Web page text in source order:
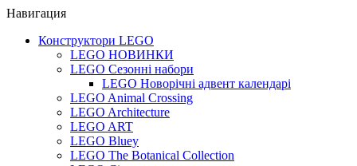
Навигация
Конструктори LEGO
LEGO НОВИНКИ
LEGO Сезонні набори
LEGO Новорічні адвент календарі
LEGO Animal Crossing
LEGO Architecture
LEGO ART
LEGO Bluey
LEGO The Botanical Collection